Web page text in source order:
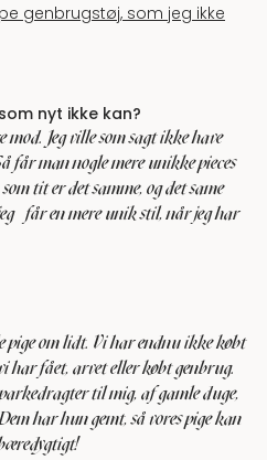
genbrugstøj, som jeg ikke
nyt ikke kan?
Jeg ville som sagt ikke have
får man nogle mere unikke pieces
tit er det samme, og det same
får en mere unik stil, når jeg har
pige om lidt. Vi har endnu ikke købt
har fået, arvet eller købt genbrug.
til mig, af gamle duge,
har hun gemt, så vores pige kan